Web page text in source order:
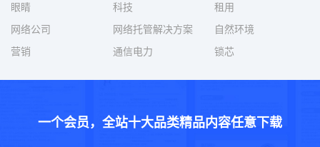
眼睛
科技
租用
网络公司
网络托管解决方案
自然环境
营销
通信电力 锁芯
一个会员，全站十大品类精品内容任意下载